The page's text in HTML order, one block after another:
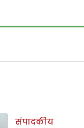
संपादकीय